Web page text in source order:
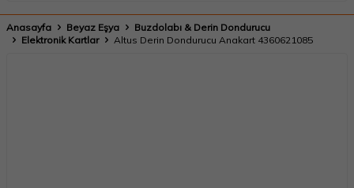
Anasayfa Beyaz Eşya
Buzdolabı & Derin Dondurucu
Elektronik Kartlar
Altus Derin Dondurucu Anakart 4360621085